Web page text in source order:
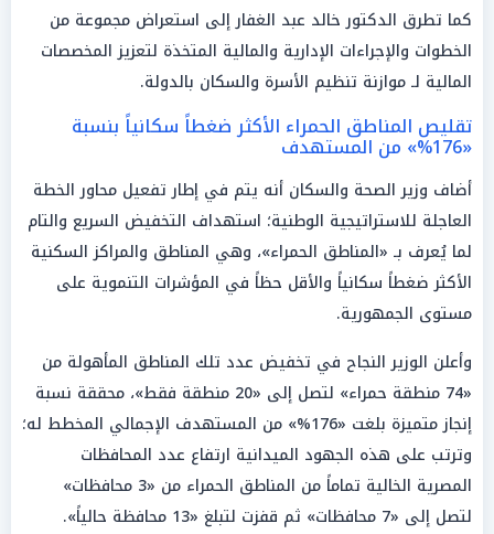
كما تطرق الدكتور خالد عبد الغفار إلى استعراض مجموعة من
الخطوات والإجراءات الإدارية والمالية المتخذة لتعزيز المخصصات
المالية لـ موازنة تنظيم الأسرة والسكان بالدولة.
تقليص المناطق الحمراء الأكثر ضغطاً سكانياً بنسبة
«176%» من المستهدف
أضاف وزير الصحة والسكان أنه يتم في إطار تفعيل محاور الخطة
العاجلة للاستراتيجية الوطنية؛ استهداف التخفيض السريع والتام
لما يُعرف بـ «المناطق الحمراء»، وهي المناطق والمراكز السكنية
الأكثر ضغطاً سكانياً والأقل حظاً في المؤشرات التنموية على
مستوى الجمهورية.
وأعلن الوزير النجاح في تخفيض عدد تلك المناطق المأهولة من
«74 منطقة حمراء» لتصل إلى «20 منطقة فقط»، محققة نسبة
إنجاز متميزة بلغت «176%» من المستهدف الإجمالي المخطط له؛
وترتب على هذه الجهود الميدانية ارتفاع عدد المحافظات
المصرية الخالية تماماً من المناطق الحمراء من «3 محافظات»
لتصل إلى «7 محافظات» ثم قفزت لتبلغ «13 محافظة حالياً».